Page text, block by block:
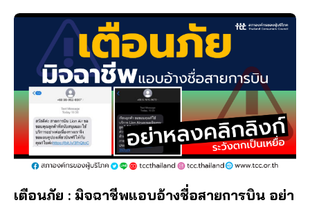
เตือนภัย : มิจฉาชีพแอบอ้างชื่อสายการบิน อย่า